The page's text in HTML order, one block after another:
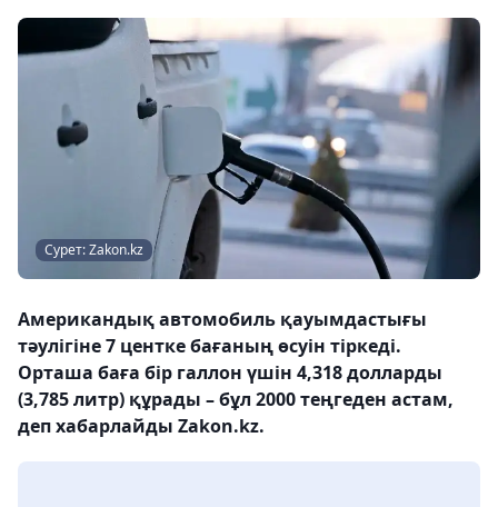
Сурет: Zakon.kz
Американдық автомобиль қауымдастығы
тәулігіне 7 центке бағаның өсуін тіркеді.
Орташа баға бір галлон үшін 4,318 долларды
(3,785 литр) құрады – бұл 2000 теңгеден астам,
деп хабарлайды Zakon.kz.